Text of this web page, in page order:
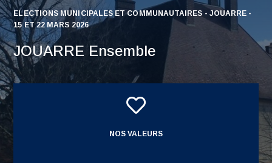
ELECTIONS MUNICIPALES ET COMMUNAUTAIRES - JOUARRE -
15 ET 22 MARS 2026
JOUARRE Ensemble

NOS VALEURS